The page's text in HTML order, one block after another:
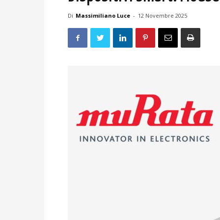
Di Massimiliano Luce - 12 Novembre 2025